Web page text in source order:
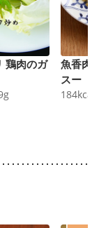
鶏肉のガ
g
魚香肉
スー
184kcal